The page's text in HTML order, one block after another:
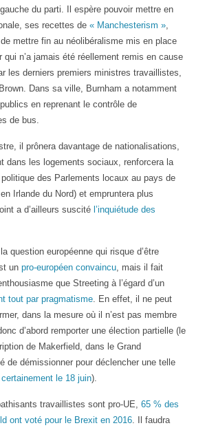
du parti. Il espère pouvoir mettre en
ses recettes de « Manchesterism »,
mettre fin au néolibéralisme mis en place
qui n’a jamais été réellement remis en cause
les derniers premiers ministres travaillistes,
Dans sa ville, Burnham a notamment
en reprenant le contrôle de
de bus.
il prônera davantage de nationalisations,
dans les logements sociaux, renforcera la
des Parlements locaux au pays de
Irlande du Nord) et empruntera plus
a d’ailleurs suscité l’inquiétude des
question européenne qui risque d’être
un pro-européen convaincu, mais il fait
que Streeting à l’égard d’un
tout par pragmatisme. En effet, il ne peut
dans la mesure où il n’est pas membre
d’abord remporter une élection partielle (le
de Makerfield, dans le Grand
de démissionner pour déclencher une telle
le 18 juin).
travaillistes sont pro-UE, 65 % des
ont voté pour le Brexit en 2016. Il faudra